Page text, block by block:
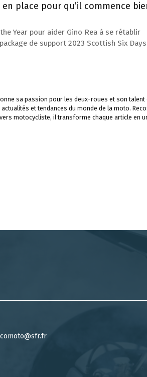
place pour qu’il commence
Year pour aider Gino Rea à se rétablir
de support 2023 Scottish Six
sa passion pour les deux-roues et son
et tendances du monde de la moto.
motocycliste, il transforme chaque article en